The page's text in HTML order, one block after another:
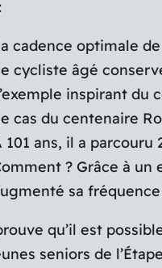
cadence optimale
cycliste âgé
inspirant du
cas du centenaire
101 ans, il a parcouru
? Grâce à
sa
qu’il est
seniors de